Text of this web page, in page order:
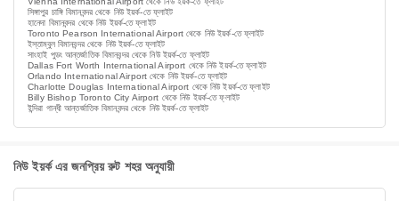
সিঙ্গাপুর চাঙ্গি বিমানবন্দর থেকে নিউ ইয়র্ক-তে ফ্লাইট
হানেদা বিমানবন্দর থেকে নিউ ইয়র্ক-তে ফ্লাইট
Toronto Pearson International Airport থেকে নিউ ইয়র্ক-তে ফ্লাইট
ইস্তাম্বুল বিমানবন্দর থেকে নিউ ইয়র্ক-তে ফ্লাইট
সাংহাই পুডং আন্তর্জাতিক বিমানবন্দর থেকে নিউ ইয়র্ক-তে ফ্লাইট
Dallas Fort Worth International Airport থেকে নিউ ইয়র্ক-তে ফ্লাইট
Orlando International Airport থেকে নিউ ইয়র্ক-তে ফ্লাইট
Charlotte Douglas International Airport থেকে নিউ ইয়র্ক-তে ফ্লাইট
Billy Bishop Toronto City Airport থেকে নিউ ইয়র্ক-তে ফ্লাইট
ইন্দিরা গান্ধী আন্তর্জাতিক বিমানবন্দর থেকে নিউ ইয়র্ক-তে ফ্লাইট
নিউ ইয়র্ক এর জনপ্রিয় রুট শহর অনুযায়ী